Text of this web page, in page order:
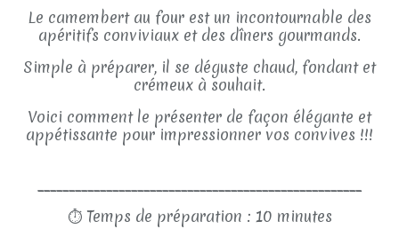
Le camembert au four est un incontournable des
apéritifs conviviaux et des dîners gourmands.
Simple à préparer, il se déguste chaud, fondant et
crémeux à souhait.
Voici comment le présenter de façon élégante et
appétissante pour impressionner vos convives !!!
⏱ Temps de préparation : 10 minutes